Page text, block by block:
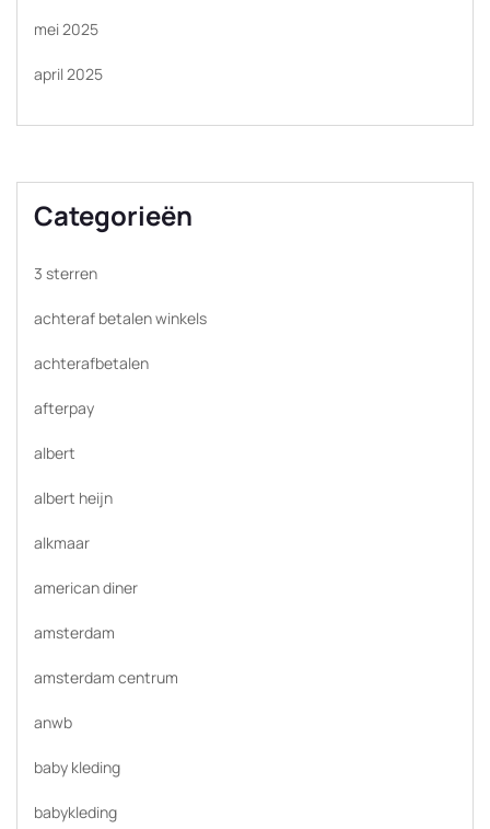
mei 2025
april 2025
Categorieën
3 sterren
achteraf betalen winkels
achterafbetalen
afterpay
albert
albert heijn
alkmaar
american diner
amsterdam
amsterdam centrum
anwb
baby kleding
babykleding